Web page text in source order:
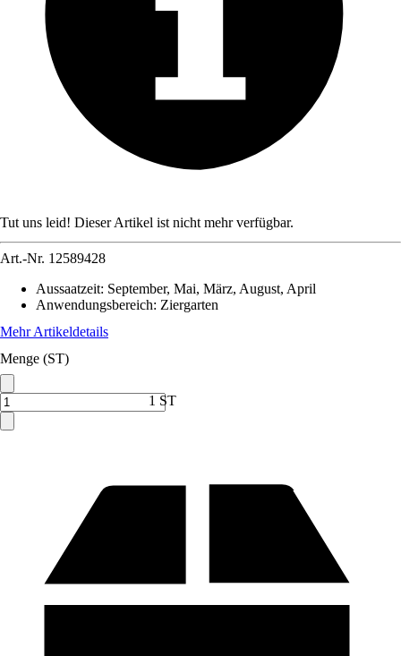
Tut uns leid! Dieser Artikel ist nicht mehr verfügbar.
Art.-Nr. 12589428
Aussaatzeit: September, Mai, März, August, April
Anwendungsbereich: Ziergarten
Mehr Artikeldetails
Menge (ST)
1 ST